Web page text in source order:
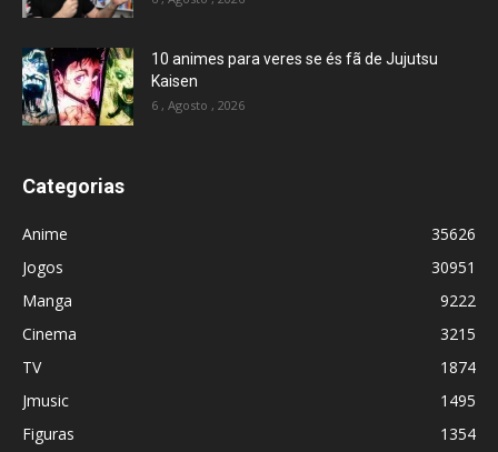
10 animes para veres se és fã de Jujutsu
Kaisen
6 , Agosto , 2026
Categorias
Anime
35626
Jogos
30951
Manga
9222
Cinema
3215
TV
1874
Jmusic
1495
Figuras
1354